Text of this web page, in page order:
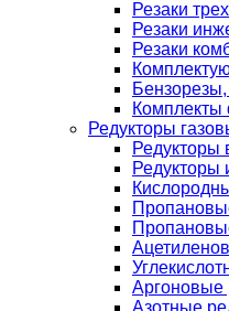
Резаки
Резаки
Резаки
Редукторы
Редукторы
Редукторы
Аргоновые
Азотные